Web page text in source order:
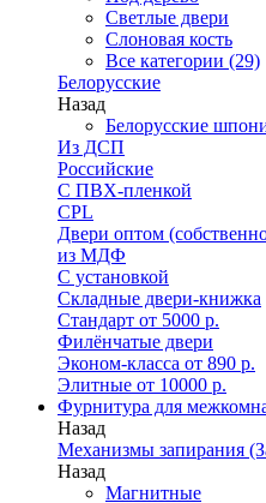
Светлые двери
Слоновая кость
Все категории (29)
Белорусские
Назад
Белорусские
Из ДСП
Российские
C ПВХ-пленкой
CPL
Двери оптом
из МДФ
С установкой
Складные двери-книжка
Стандарт от 5000 р.
Филёнчатые двери
Эконом-класса от 890 р.
Элитные от 10000 р.
Фурнитура для
Назад
Механизмы запирания
Назад
Магнитные